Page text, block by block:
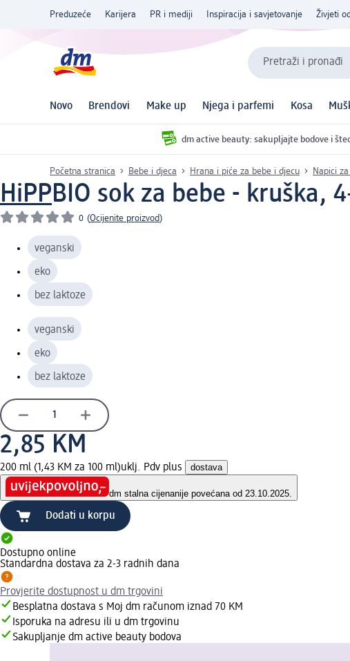
Preduzeće Karijera PR i mediji Inspiracija i savjetovanje Živjeti
Pretraži i pronađi
Novo Brendovi Make up Njega i parfemi Kosa
dm active beauty: sakupljajte bodove i
Početna stranica Bebe i djeca Hrana i piće za bebe i djecu Napici
HiPPBIO sok za bebe - kruška,
0 (Ocijenite proizvod)
veganski
eko
bez laktoze
veganski
eko
bez laktoze
2,85 KM
200 ml (1,43 KM za 100 ml)uklj. Pdv plus dostava
dm stalna cijenanije povećana od 23.10.2025.
Dodati u korpu
Dostupno online
Standardna dostava za 2-3 radnih dana
Provjerite dostupnost u dm trgovini
Besplatna dostava s Moj dm računom iznad 70 KM
Isporuka na adresu ili u dm trgovinu
Sakupljanje dm active beauty bodova